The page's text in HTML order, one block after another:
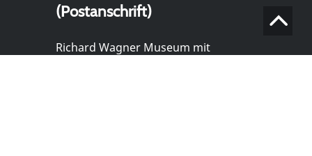
(Postanschrift)
Richard Wagner Museum mit